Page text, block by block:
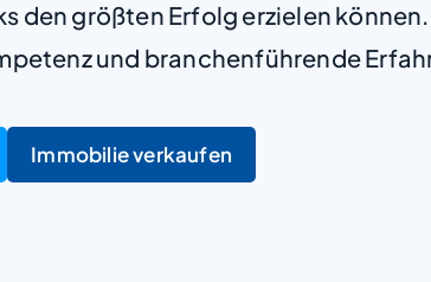
den größten Erfolg erzielen
und branchenführende
Immobilie verkaufen